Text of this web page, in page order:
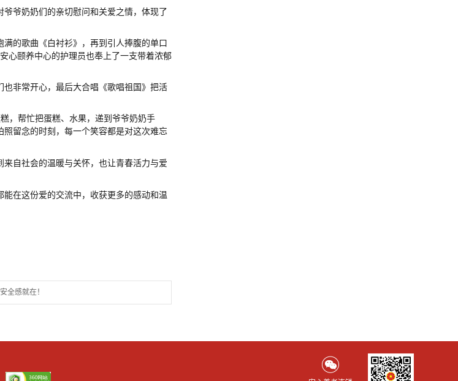
爷奶奶们的亲切慰问和关爱之情，体现了
的歌曲《白衬衫》，再到引人捧腹的单口
心颐养中心的护理员也奉上了一支带着浓郁
非常开心，最后大合唱《歌唱祖国》把活
，帮忙把蛋糕、水果，递到爷爷奶奶手
留念的时刻，每一个笑容都是对这次难忘
自社会的温暖与关怀，也让青春活力与爱
在这份爱的交流中，收获更多的感动和温
全感就在！